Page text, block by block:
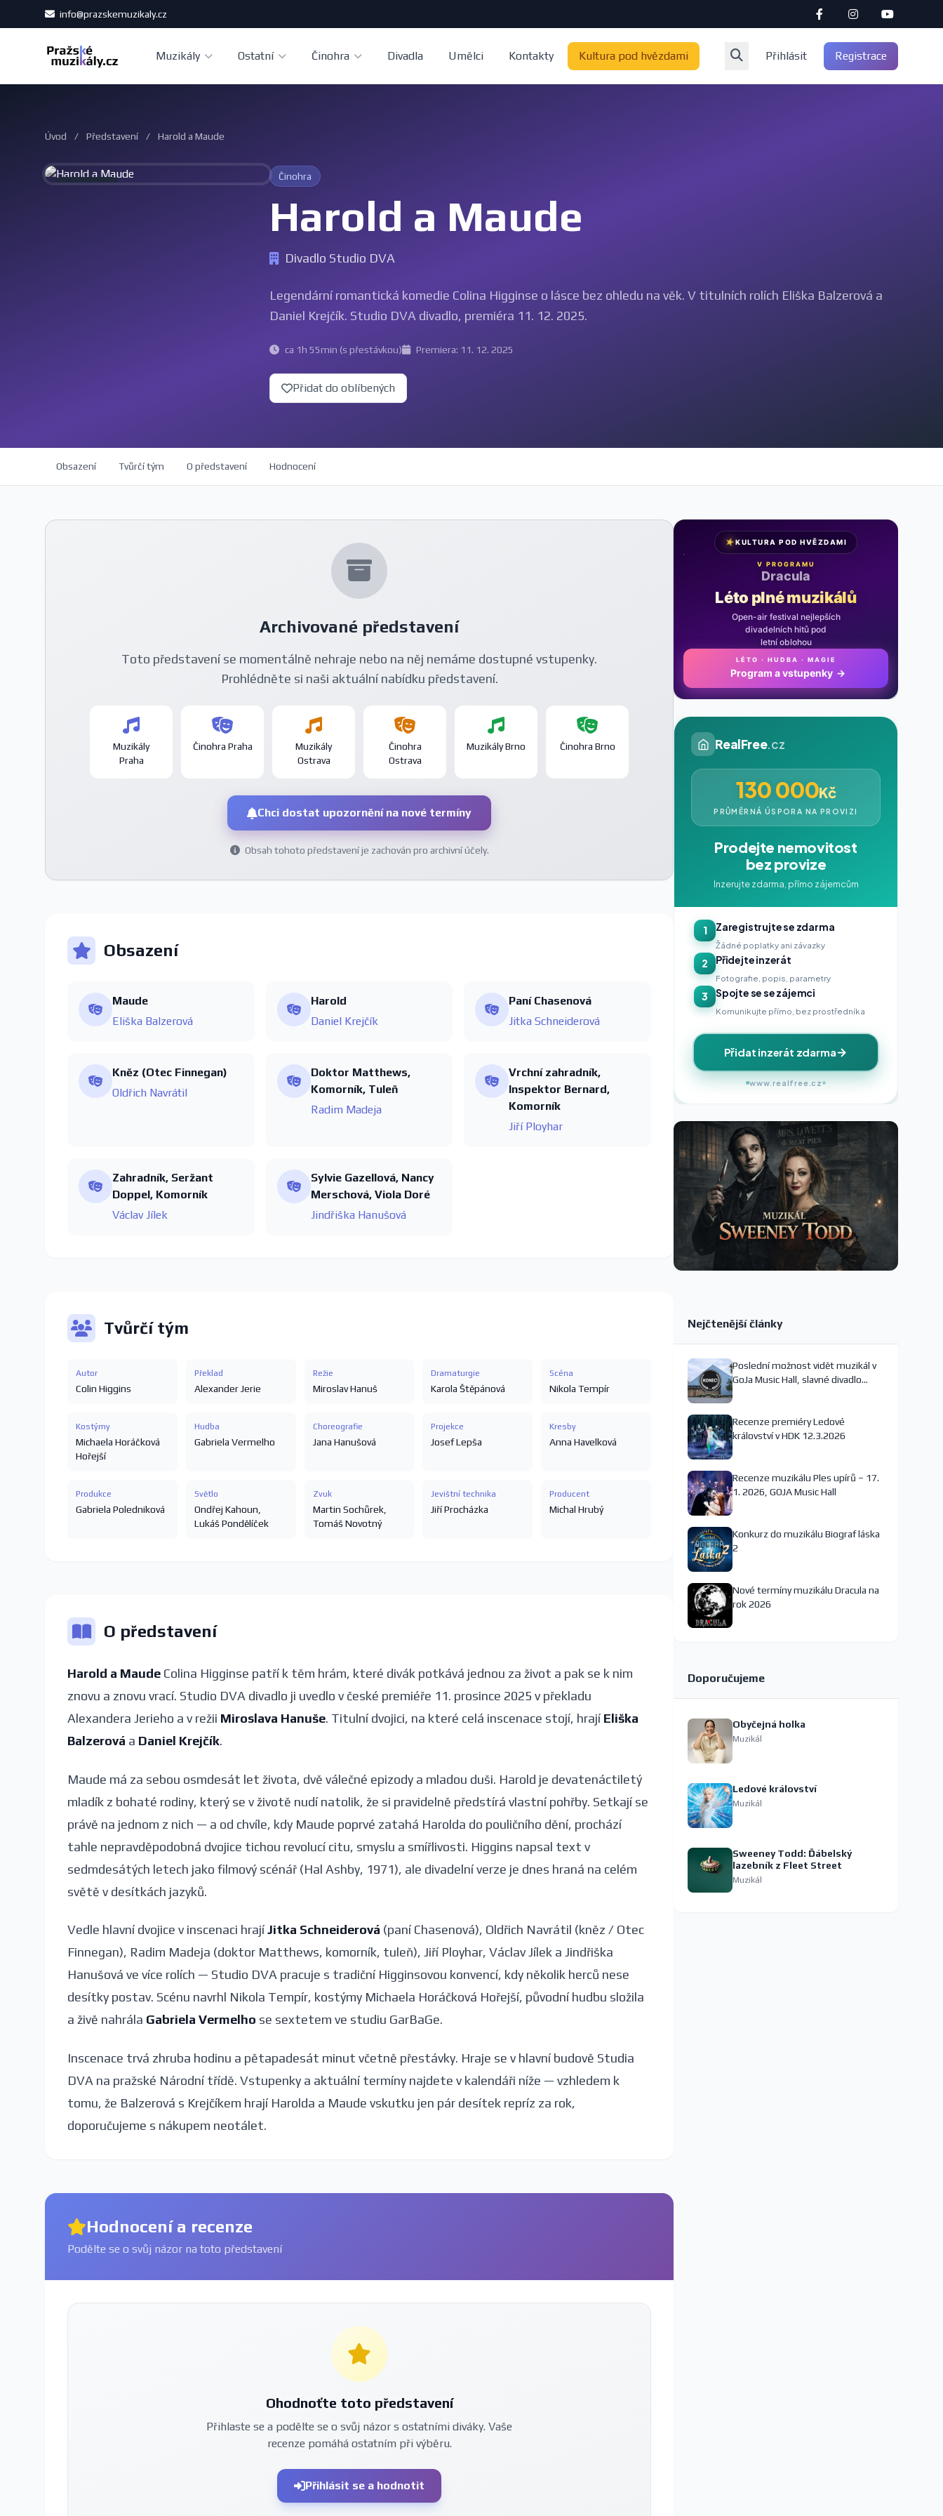
info@prazskemuzikaly.cz
Muzikály Ostatní Činohra Divadla Umělci Kontakty Kultura pod hvězdami Přihlásit Registrace
Úvod / Představení / Harold a Maude
Činohra
Harold a Maude
Divadlo Studio DVA
Legendární romantická komedie Colina Higginse o lásce bez ohledu na věk. V titulních rolích Eliška Balzerová a
Daniel Krejčík. Studio DVA divadlo, premiéra 11. 12. 2025.
ca 1h 55min (s přestávkou) Premiera: 11. 12. 2025
Přidat do oblíbených
Obsazení Tvůrčí tým O představení Hodnocení
Archivované představení
Toto představení se momentálně nehraje nebo na něj nemáme dostupné vstupenky.
Prohlédněte si naši aktuální nabídku představení.
Muzikály
Praha
Činohra Praha
Muzikály
Ostrava
Činohra
Ostrava
Muzikály Brno Činohra Brno
Chci dostat upozornění na nové termíny
Obsah tohoto představení je zachován pro archivní účely.
Obsazení
Maude
Eliška Balzerová
Harold
Daniel Krejčík
Paní Chasenová
Jitka Schneiderová
Kněz (Otec Finnegan)
Oldřich Navrátil
Doktor Matthews,
Komorník, Tuleň
Radim Madeja
Vrchní zahradník,
Inspektor Bernard,
Komorník
Jiří Ployhar
Zahradník, Seržant
Doppel, Komorník
Václav Jílek
Sylvie Gazellová, Nancy
Merschová, Viola Doré
Jindřiška Hanušová
Tvůrčí tým
Autor
Colin Higgins
Překlad
Alexander Jerie
Režie
Miroslav Hanuš
Dramaturgie
Karola Štěpánová
Scéna
Nikola Tempír
Kostýmy
Michaela Horáčková
Hořejší
Hudba
Gabriela Vermelho
Choreografie
Jana Hanušová
Projekce
Josef Lepša
Kresby
Anna Havelková
Produkce
Gabriela Poledniková
Světlo
Ondřej Kahoun
Lukáš Pondělíček
Zvuk
Martin Sochůrek,
Tomáš Novotný
Jevištní technika
Jiří Procházka
Producent
Michal Hrubý
O představení
Harold a Maude Colina Higginse patří k těm hrám, které divák potkává jednou za život a pak se k nim
znovu a znovu vrací. Studio DVA divadlo ji uvedlo v české premiéře 11. prosince 2025 v překladu
Alexandera Jerieho a v režii Miroslava Hanuše. Titulní dvojici, na které celá inscenace stojí, hrajíEliška
Balzerová a Daniel Krejčík.
Maude má za sebou osmdesát let života, dvě válečné epizody a mladou duši. Harold je devatenáctiletý
mladík z bohaté rodiny, který se v životě nudí natolik, že si pravidelně předstírá vlastní pohřby. Setkají se
právě na jednom z nich — a od chvíle, kdy Maude poprvé zatahá Harolda do pouličního dění, prochází
tahle nepravděpodobná dvojice tichou revolucí citu, smyslu a smířlivosti. Higgins napsal text v
sedmdesátých letech jako filmový scénář (Hal Ashby, 1971), ale divadelní verze je dnes hraná na celém
světě v desítkách jazyků.
Vedle hlavní dvojice v inscenaci hrajíJitka Schneiderová (paní Chasenová), Oldřich Navrátil (kněz / Otec
Finnegan), Radim Madeja (doktor Matthews, komorník, tuleň), Jiří Ployhar, Václav Jílek a Jindřiška
Hanušová ve více rolích — Studio DVA pracuje s tradiční Higginsovou konvencí, kdy několik herců nese
desítky postav. Scénu navrhl Nikola Tempír, kostýmy Michaela Horáčková Hořejší, původní hudbu složila
a živě nahrála Gabriela Vermelho se sextetem ve studiu GarBaGe.
Inscenace trvá zhruba hodinu a pětapadesát minut včetně přestávky. Hraje se v hlavní budově Studia
DVA na pražské Národní třídě. Vstupenky a aktuální termíny najdete v kalendáři níže — vzhledem k
tomu, že Balzerová s Krejčíkem hrají Harolda a Maude vskutku jen pár desítek repríz za rok,
doporučujeme s nákupem neotálet.
Hodnocení a recenze
Podělte se o svůj názor na toto představení
Ohodnoťte toto představení
Přihlaste se a podělte se o svůj názor s ostatními diváky. Vaše
recenze pomáhá ostatním při výběru.
Přihlásit se a hodnotit
★KULTURA POD HVĚZDAMI
V PROGRAMU
Noc na Karlštejně
Léto plné muzikálů
Open-air festival nejlepších
divadelních hitů pod
letní oblohou
LÉTO · HUDBA · MAGIE
Program a vstupenky →
RealFree.cz
130 000Kč
PRŮMĚRNÁ ÚSPORA NA PROVIZI
Prodejte nemovitost
bez provize
Inzerujte zdarma, přímo zájemcům
1 Zaregistrujte se zdarma
Žádné poplatky ani závazky
2 Přidejte inzerát
Fotografie, popis, parametry
3 Spojte se se zájemci
Komunikujte přímo, bez prostředníka
Přidat inzerát zdarma
www.realfree.cz
Nejčtenější články
Poslední možnost vidět muzikál v
GoJa Music Hall, slavné divadlo
Recenze premiéry Ledové
království v HDK 12.3.2026
Recenze muzikálu Ples upírů – 17.
1. 2026, GOJA Music Hall
Konkurz do muzikálu Biograf láska
2
Nové termíny muzikálu Dracula na
rok 2026
Doporučujeme
Obyčejná holka
Muzikál
Ledové království
Muzikál
Sweeney Todd: Ďábelský
lazebník z Fleet Street
Muzikál